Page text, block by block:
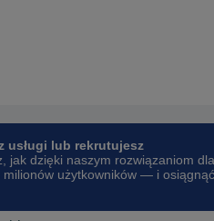
usługi lub rekrutujesz
jak dzięki naszym rozwiązaniom dla
użytkowników — i osiągnąć